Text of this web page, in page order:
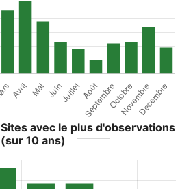
Sites avec le plus d'observations
(sur 10 ans)